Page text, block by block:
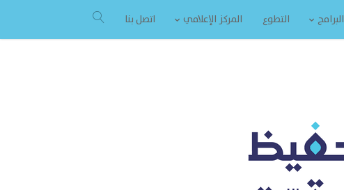
البرامج التطوع المركز الإعلامي اتصل بنا